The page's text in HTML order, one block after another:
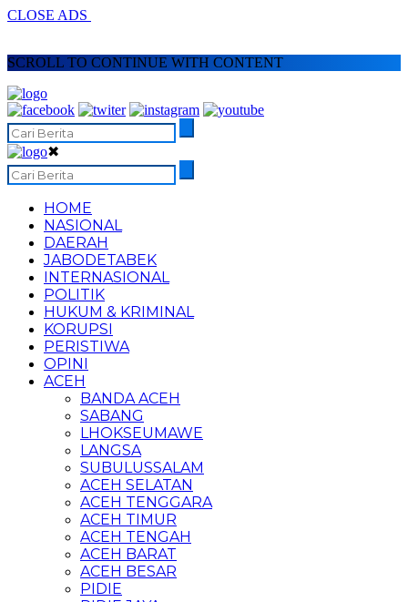
CLOSE ADS
SCROLL TO CONTINUE WITH CONTENT
✖
HOME
NASIONAL
DAERAH
JABODETABEK
INTERNASIONAL
POLITIK
HUKUM & KRIMINAL
KORUPSI
PERISTIWA
OPINI
ACEH
BANDA ACEH
SABANG
LHOKSEUMAWE
LANGSA
SUBULUSSALAM
ACEH SELATAN
ACEH TENGGARA
ACEH TIMUR
ACEH TENGAH
ACEH BARAT
ACEH BESAR
PIDIE